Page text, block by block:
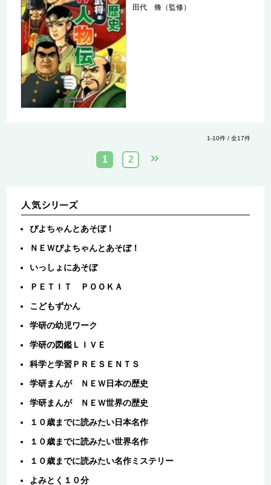
田代 脩（監修）
1-10件 / 全17件
1 2
ぴよちゃんとあそぼ！
ＮＥＷぴよちゃんとあそぼ！
いっしょにあそぼ
ＰＥＴＩＴ ＰＯＯＫＡ
こどもずかん
学研の幼児ワーク
学研の図鑑ＬＩＶＥ
科学と学習ＰＲＥＳＥＮＴＳ
学研まんが ＮＥＷ日本の歴史
学研まんが ＮＥＷ世界の歴史
１０歳までに読みたい日本名作
１０歳までに読みたい世界名作
１０歳までに読みたい名作ミステリー
よみとく１０分